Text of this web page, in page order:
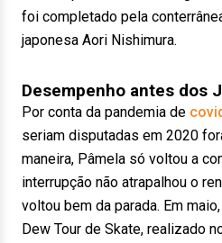
foi completado pela
japonesa Aori Nishimura.
Desempenho antes dos
Por conta da pandemia de
seriam disputadas em 2020
maneira, Pâmela só voltou a
interrupção não atrapalhou o
voltou bem da parada. Em
Dew Tour de Skate, realizado